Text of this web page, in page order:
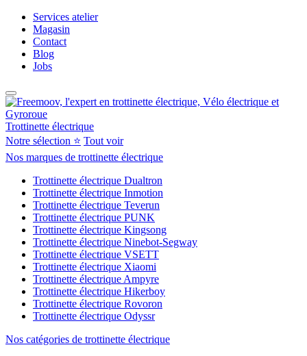
Services atelier
Magasin
Contact
Blog
Jobs
Trottinette électrique
Notre sélection ⭐ Tout voir
Nos marques de trottinette électrique
Trottinette électrique Dualtron
Trottinette électrique Inmotion
Trottinette électrique Teverun
Trottinette électrique PUNK
Trottinette électrique Kingsong
Trottinette électrique Ninebot-Segway
Trottinette électrique VSETT
Trottinette électrique Xiaomi
Trottinette électrique Ampyre
Trottinette électrique Hikerboy
Trottinette électrique Rovoron
Trottinette électrique Odyssr
Nos catégories de trottinette électrique